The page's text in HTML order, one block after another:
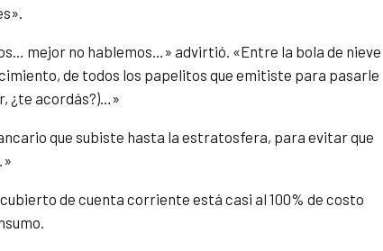
mejor no hablemos…» advirtió. «Entre la bola de nieve
de todos los papelitos que emitiste para pasarle
¿te acordás?)…»
que subiste hasta la estratosfera, para evitar que
de cuenta corriente está casi al 100% de costo